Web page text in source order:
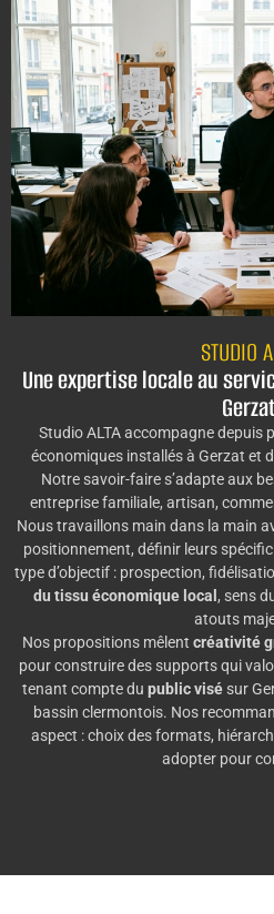
STUDIO
Une expertise locale au
Studio ALTA accompagne depuis
économiques installés à Gerzat et
Notre savoir-faire s’adapte aux
entreprise familiale, artisan,
Nous travaillons main dans la main
positionnement, définir leurs
type d’objectif : prospection,
du tissu économique local, sens
atouts
Nos propositions mêlent créativité
pour construire des supports qui
tenant compte du public visé sur
bassin clermontois. Nos
aspect : choix des formats,
adopter pour